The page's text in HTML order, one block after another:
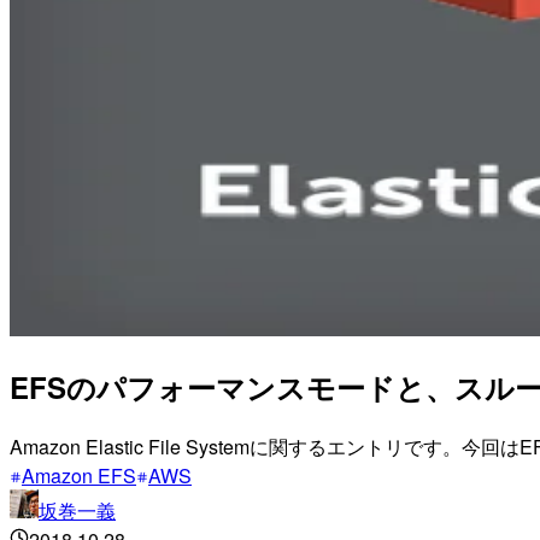
EFSのパフォーマンスモードと、スル
Amazon Elastic File Systemに関するエントリです。今回は
Amazon EFS AWS
坂巻一義